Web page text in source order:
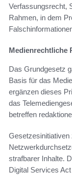
Verfassungsrecht,
Rahmen, in dem
Medienrechtliche
Das Grundgesetz
Basis für das
ergänzen dieses
das
betreffen
Gesetzesinitiativen
strafbarer Inhalte.
Digital Services